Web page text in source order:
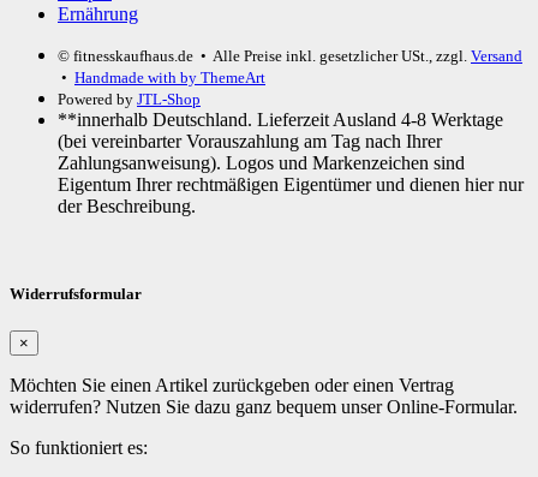
Ernährung
© fitnesskaufhaus.de • Alle Preise inkl. gesetzlicher USt., zzgl. Versand
• Handmade with by ThemeArt
Powered by JTL-Shop
**innerhalb Deutschland. Lieferzeit Ausland 4-8 Werktage
(bei vereinbarter Vorauszahlung am Tag nach Ihrer
Zahlungsanweisung). Logos und Markenzeichen sind
Eigentum Ihrer rechtmäßigen Eigentümer und dienen hier nur
der Beschreibung.
Widerrufsformular
×
Möchten Sie einen Artikel zurückgeben oder einen Vertrag
widerrufen? Nutzen Sie dazu ganz bequem unser Online-Formular.
So funktioniert es: